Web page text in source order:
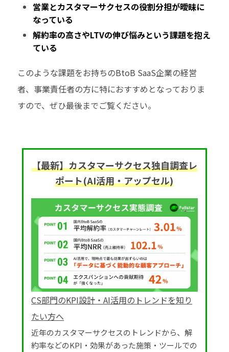
営業とカスタマーサクセスの役割分担が曖昧に
なっている
解約率の高さやLTVの伸び悩みという課題を抱え
ている
このような課題をお持ちのBtoB SaaS企業の経営
者、事業責任者の方に特におすすめとなっておりま
すので、ぜひ最後までご覧ください。
【最新】カスタマーサクセス独自調査レ
ポート(AI活用・アップセル)
CS部門のKPI設計・AI活用のトレンドを知り
たい方へ
近年のカスタマーサクセスのトレンドから、解
約率などのKPI・効果があった施策・ツールでの